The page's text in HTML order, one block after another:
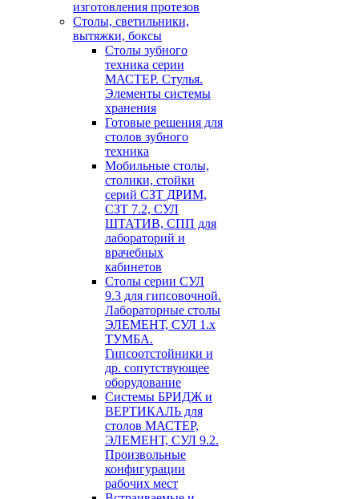
изготовления протезов
Cтолы, светильники,
вытяжки, боксы
Столы зубного
техника серии
МАСТЕР. Стулья.
Элементы системы
хранения
Готовые решения для
столов зубного
техника
Мобильные столы,
столики, стойки
серий СЗТ ДРИМ,
СЗТ 7.2, СУЛ
ШТАТИВ, СПП для
лабораторий и
врачебных
кабинетов
Столы серии СУЛ
9.3 для гипсовочной.
Лабораторные столы
ЭЛЕМЕНТ, СУЛ 1.х
ТУМБА.
Гипсоотстойники и
др. сопутствующее
оборудование
Системы БРИДЖ и
ВЕРТИКАЛЬ для
столов МАСТЕР,
ЭЛЕМЕНТ, СУЛ 9.2.
Произвольные
конфигурации
рабочих мест